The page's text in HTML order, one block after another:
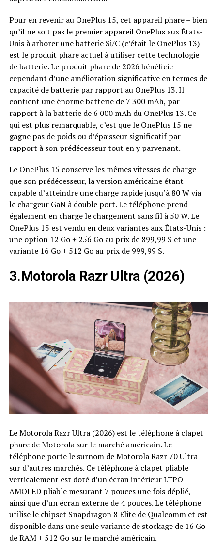
Pour en revenir au OnePlus 15, cet appareil phare – bien
qu’il ne soit pas le premier appareil OnePlus aux États-
Unis à arborer une batterie Si/C (c’était le OnePlus 13) –
est le produit phare actuel à utiliser cette technologie
de batterie. Le produit phare de 2026 bénéficie
cependant d’une amélioration significative en termes de
capacité de batterie par rapport au OnePlus 13. Il
contient une énorme batterie de 7 300 mAh, par
rapport à la batterie de 6 000 mAh du OnePlus 13. Ce
qui est plus remarquable, c’est que le OnePlus 15 ne
gagne pas de poids ou d’épaisseur significatif par
rapport à son prédécesseur tout en y parvenant.
Le OnePlus 15 conserve les mêmes vitesses de charge
que son prédécesseur, la version américaine étant
capable d’atteindre une charge rapide jusqu’à 80 W via
le chargeur GaN à double port. Le téléphone prend
également en charge le chargement sans fil à 50 W. Le
OnePlus 15 est vendu en deux variantes aux États-Unis :
une option 12 Go + 256 Go au prix de 899,99 $ et une
variante 16 Go + 512 Go au prix de 999,99 $.
3.Motorola Razr Ultra (2026)
Le Motorola Razr Ultra (2026) est le téléphone à clapet
phare de Motorola sur le marché américain. Le
téléphone porte le surnom de Motorola Razr 70 Ultra
sur d’autres marchés. Ce téléphone à clapet pliable
verticalement est doté d’un écran intérieur LTPO
AMOLED pliable mesurant 7 pouces une fois déplié,
ainsi que d’un écran externe de 4 pouces. Le téléphone
utilise le chipset Snapdragon 8 Elite de Qualcomm et est
disponible dans une seule variante de stockage de 16 Go
de RAM + 512 Go sur le marché américain.